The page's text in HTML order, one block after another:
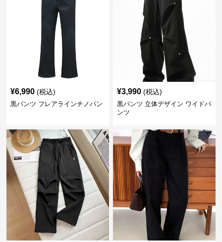
¥6,990 (税込)
黒パンツ フレアラインチノパン
¥3,990 (税込)
黒パンツ 立体デザイン ワイドパ
ンツ